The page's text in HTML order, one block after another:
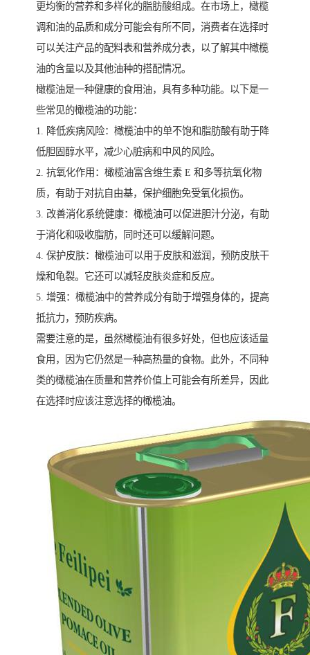
更均衡的营养和多样化的脂肪酸组成。在市场上，橄榄
调和油的品质和成分可能会有所不同，消费者在选择时
可以关注产品的配料表和营养成分表，以了解其中橄榄
油的含量以及其他油种的搭配情况。
橄榄油是一种健康的食用油，具有多种功能。以下是一
些常见的橄榄油的功能：
1. 降低疾病风险：橄榄油中的单不饱和脂肪酸有助于降
低胆固醇水平，减少心脏病和中风的风险。
2. 抗氧化作用：橄榄油富含维生素 E 和多等抗氧化物
质，有助于对抗自由基，保护细胞免受氧化损伤。
3. 改善消化系统健康：橄榄油可以促进胆汁分泌，有助
于消化和吸收脂肪，同时还可以缓解问题。
4. 保护皮肤：橄榄油可以用于皮肤和滋润，预防皮肤干
燥和龟裂。它还可以减轻皮肤炎症和反应。
5. 增强：橄榄油中的营养成分有助于增强身体的，提高
抵抗力，预防疾病。
需要注意的是，虽然橄榄油有很多好处，但也应该适量
食用，因为它仍然是一种高热量的食物。此外，不同种
类的橄榄油在质量和营养价值上可能会有所差异，因此
在选择时应该注意选择的橄榄油。